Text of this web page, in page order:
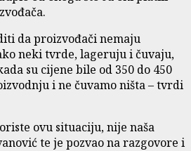
da proizvođači nemaju
neki tvrde, lageruju i čuvaju,
su cijene bile od 350 do 450
i ne čuvamo ništa – tvrdi
ovu situaciju, nije naša
te je pozvao na razgovore i